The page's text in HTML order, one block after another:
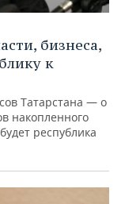
бизнеса,
к
Татарстана — о
накопленного
республика